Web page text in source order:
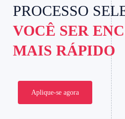
PROCESSO
VOCÊ SER
MAIS RÁPIDO
Aplique-se agora